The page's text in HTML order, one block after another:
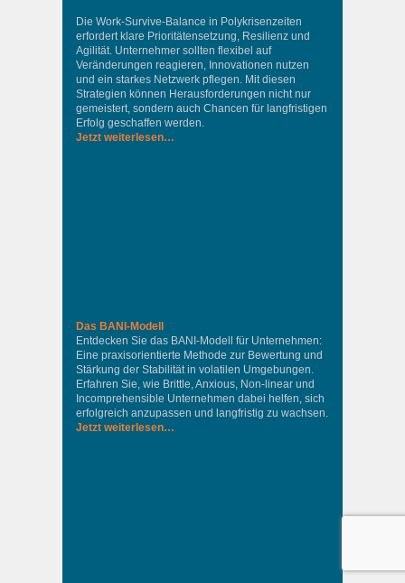
Die Work-Survive-Balance in Polykrisenzeiten
erfordert klare Prioritätensetzung, Resilienz und
Agilität. Unternehmer sollten flexibel auf
Veränderungen reagieren, Innovationen nutzen
und ein starkes Netzwerk pflegen. Mit diesen
Strategien können Herausforderungen nicht nur
gemeistert, sondern auch Chancen für langfristigen
Erfolg geschaffen werden.
Jetzt weiterlesen…
Das BANI-Modell
Entdecken Sie das BANI-Modell für Unternehmen:
Eine praxisorientierte Methode zur Bewertung und
Stärkung der Stabilität in volatilen Umgebungen.
Erfahren Sie, wie Brittle, Anxious, Non-linear und
Incomprehensible Unternehmen dabei helfen, sich
erfolgreich anzupassen und langfristig zu wachsen.
Jetzt weiterlesen…